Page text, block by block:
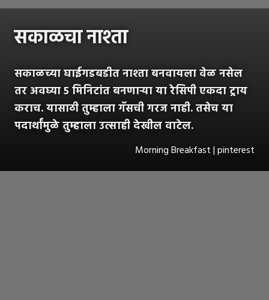
सकाळचा नाश्ता
सकाळच्या घाईगडबडीत नाश्ता बनवायला वेळ नसेल
तर अवघ्या ५ मिनिटांत बनणाऱ्या या रेसिपी एकदा ट्राय
कराच. यासाठी तुम्हाला गॅसची गरज नाही. तसेच या
पदार्थांमुळे तुम्हाला उत्साही देखील वाटेल.
Morning Breakfast | pinterest